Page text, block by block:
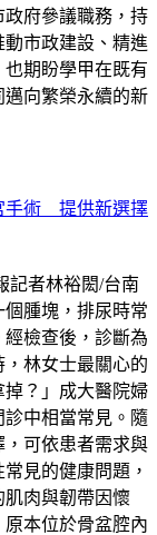
府參議職務，持
市政建設、精進
期盼學甲在既有
向繁榮永續的新
手術 提供新選擇
記者林裕閎/台南
腫塊，排尿時常
檢查後，診斷為
，林女士最關心的
？」成大醫院婦
中相當常見。隨
可依患者需求與
見的健康問題，
肌肉與韌帶因懷
本位於骨盆腔內